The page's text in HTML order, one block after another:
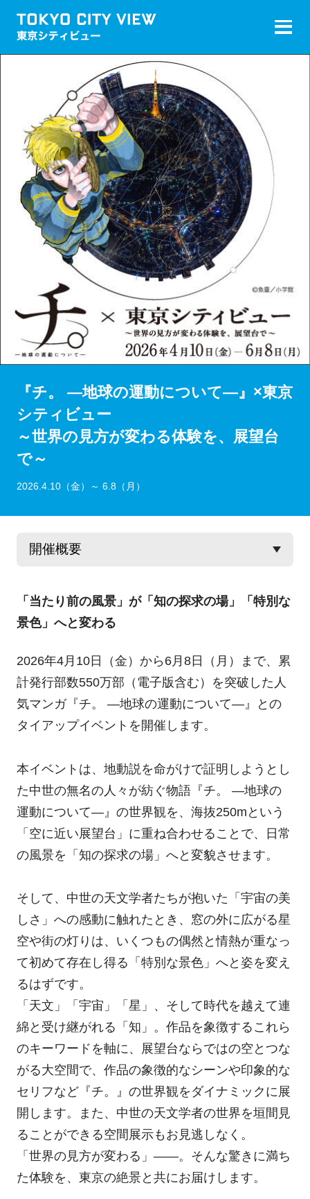
『チ。 ―地球の運動について―』×東京
シティビュー
～世界の見方が変わる体験を、展望台
で～
2026.4.10（金）～ 6.8（月）
「当たり前の風景」が「知の探求の場」「特別な
景色」へと変わる
2026年4月10日（金）から6月8日（月）まで、累
計発行部数550万部（電子版含む）を突破した人
気マンガ『チ。 ―地球の運動について―』との
タイアップイベントを開催します。
本イベントは、地動説を命がけで証明しようとし
た中世の無名の人々が紡ぐ物語『チ。 ―地球の
運動について―』の世界観を、海抜250mという
「空に近い展望台」に重ね合わせることで、日常
の風景を「知の探求の場」へと変貌させます。
そして、中世の天文学者たちが抱いた「宇宙の美
しさ」への感動に触れたとき、窓の外に広がる星
空や街の灯りは、いくつもの偶然と情熱が重なっ
て初めて存在し得る「特別な景色」へと姿を変え
るはずです。
「天文」「宇宙」「星」、そして時代を越えて連
綿と受け継がれる「知」。作品を象徴するこれら
のキーワードを軸に、展望台ならではの空とつな
がる大空間で、作品の象徴的なシーンや印象的な
セリフなど『チ。』の世界観をダイナミックに展
開します。また、中世の天文学者の世界を垣間見
ることができる空間展示もお見逃しなく。
「世界の見方が変わる」——。そんな驚きに満ち
た体験を、東京の絶景と共にお届けします。